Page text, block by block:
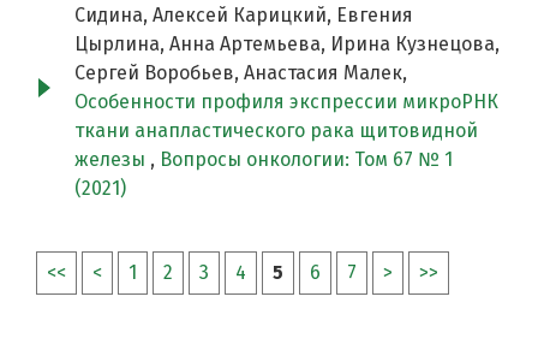
Сидина, Алексей Карицкий, Евгения
Цырлина, Анна Артемьева, Ирина Кузнецова,
Сергей Воробьев, Анастасия Малек,
Особенности профиля экспрессии микроРНК
ткани анапластического рака щитовидной
железы , Вопросы онкологии: Том 67 № 1
(2021)
<< < 1 2 3 4 5 6 7 > >>